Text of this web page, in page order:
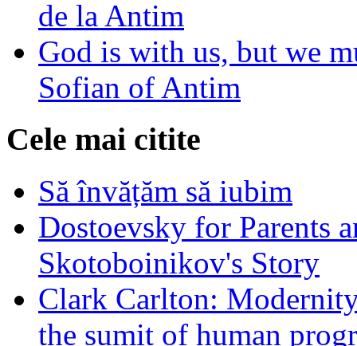
de la Antim
God is with us, but we
Sofian of Antim
Cele mai citite
Să învățăm să iubim
Dostoevsky for Parents
Skotoboinikov's Story
Clark Carlton:
the sumit of human